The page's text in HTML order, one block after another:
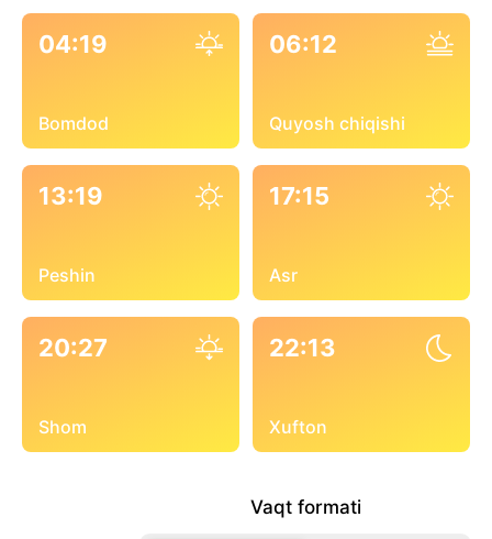
04:19
Bomdod
06:12
Quyosh chiqishi
13:19
Peshin
17:15
Asr
20:27
Shom
22:13
Xufton
Vaqt formati